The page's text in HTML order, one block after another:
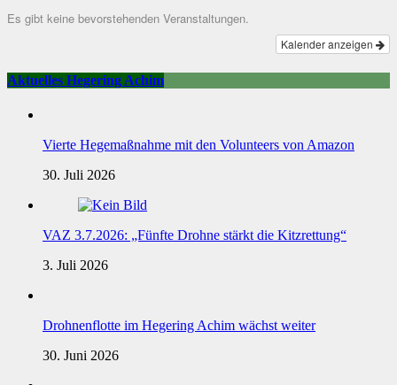
Es gibt keine bevorstehenden Veranstaltungen.
Kalender anzeigen
Aktuelles Hegering Achim
Vierte Hegemaßnahme mit den Volunteers von Amazon
30. Juli 2026
VAZ 3.7.2026: „Fünfte Drohne stärkt die Kitzrettung“
3. Juli 2026
Drohnenflotte im Hegering Achim wächst weiter
30. Juni 2026